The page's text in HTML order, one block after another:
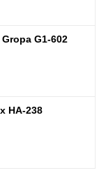
G1-602
HA-238